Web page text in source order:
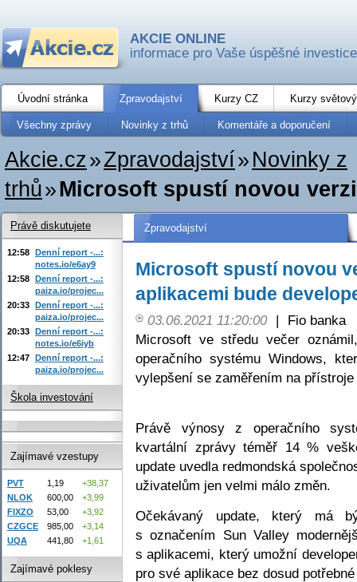
AKCIE ONLINE
informace pro Vaše úspěšné investice
Úvodní stránka Zpravodajství Kurzy CZ Kurzy
Všechny zprávy Novinky z trhů Komentáře a doporučení
Akcie.cz»Zpravodajství» Novinky z
trhů»Microsoft spustí novou
Zpravodajství
Microsoft spustí novou
aplikacemi bude
03.06.2021 11:20:00 |
Fio banka
Microsoft ve středu večer
operačního systému Windows,
vylepšení se zaměřením na
Právě výnosy z operačního
kvartální zprávy téměř 14 %
update uvedla redmondská
uživatelům jen velmi málo změn.
Očekávaný update, který má
s označením Sun Valley
s aplikacemi, který umožní
pro své aplikace bez dosud
Právě diskutujete
12:58 Denní report -...:
notes.io/e6ay9
12:58 Denní report -...:
paiza.io/projec...
20:33 Denní report -...:
paiza.io/projec...
20:33 Denní report -...:
notes.io/e6iyb
12:47 Denní report -...:
paiza.io/projec...
Škola investování
Zajímavé vzestupy
PVT 1,19
+38,37
NLOK
600,00
+3,99
FIXZO
53,00
+3,92
CZGCE
985,00
+3,14
UQA
441,80 +1,61
Zajímavé poklesy